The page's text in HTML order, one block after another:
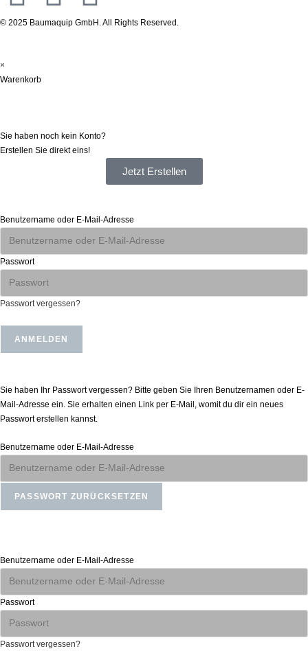
© 2025 Baumaquip GmbH. All Rights Reserved.
×
Warenkorb
Sie haben noch kein Konto?
Erstellen Sie direkt eins!
Jetzt Erstellen
Benutzername oder E-Mail-Adresse
Passwort
Passwort vergessen?
Sie haben Ihr Passwort vergessen? Bitte geben Sie Ihren Benutzernamen oder E-
Mail-Adresse ein. Sie erhalten einen Link per E-Mail, womit du dir ein neues
Passwort erstellen kannst.
Benutzername oder E-Mail-Adresse
Benutzername oder E-Mail-Adresse
Passwort
Passwort vergessen?